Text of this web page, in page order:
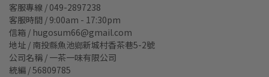
客服專線 / 049-2897238
客服時間 / 9:00am - 17:30pm
信箱 / hugosum66@gmail.com
地址 / 南投縣魚池鄉新城村香茶巷5-2號
公司名稱 / 一茶一味有限公司
統編 / 56809785